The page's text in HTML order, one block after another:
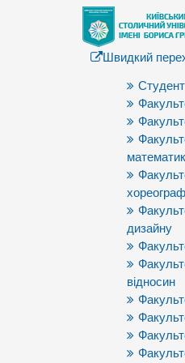
Швидкий
дизайну
відносин